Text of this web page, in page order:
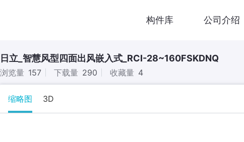
构件库 公司介绍
日立_智慧风型四面出风嵌入式_RCI-28~160FSKDNQ
浏览量 157 下载量 290 收藏量 4
缩略图 3D